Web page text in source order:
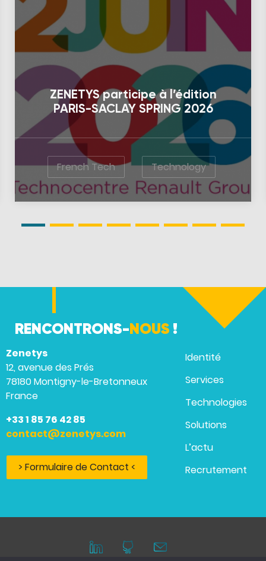
ZENETYS participe à l’édition
PARIS-SACLAY SPRING 2026
French Tech Technology
RENCONTRONS-NOUS !
Zenetys
12, avenue des Prés
78180 Montigny-le-Bretonneux
France
+33 1 85 76 42 85
contact@zenetys.com
> Formulaire de Contact <
Identité
Services
Technologies
Solutions
L’actu
Recrutement